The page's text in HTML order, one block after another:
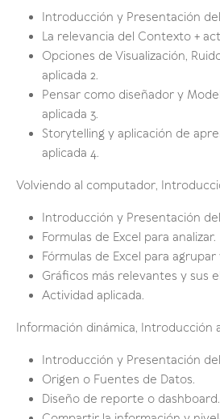
Introducción y Presentación
La relevancia del Contexto +
Opciones de Visualización,
aplicada 2.
Pensar como diseñador y
aplicada 3.
Storytelling y aplicación de
aplicada 4.
Volviendo al computador,
Introducción y Presentación
Formulas de Excel para analizar.
Fórmulas de Excel para agrupar
Gráficos más relevantes y sus
Actividad aplicada.
Información dinámica, Introducción
Introducción y Presentación
Origen o Fuentes de Datos.
Diseño de reporte o dashboard.